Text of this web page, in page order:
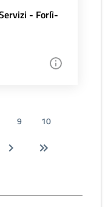
- Forlì-
9
10